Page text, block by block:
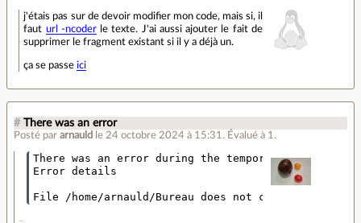
j'étais pas sur de devoir modifier mon code, mais si, il
faut url -ncoderle texte. J'ai aussi ajouter le fait de
supprimer le fragment existant si il y a déjà un.
ça se passe ici
# There was an error
Posté par arnauld le 24 octobre 2024 à 15:31 . Évalué à 1 .
There was an error during the temporary add-on
Error details